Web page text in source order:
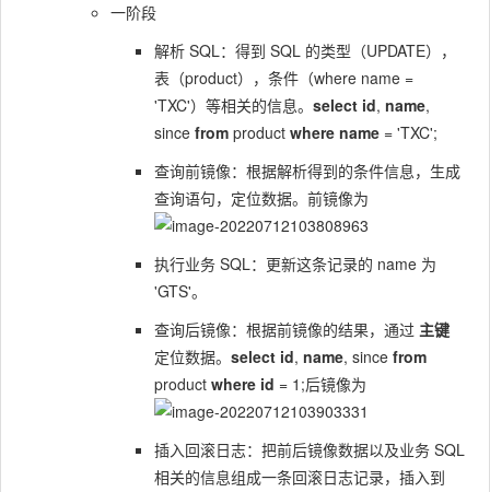
一阶段
解析 SQL：得到 SQL 的类型（UPDATE），
表（product），条件（where name =
'TXC'）等相关的信息。 select id, name,
since from product where name = 'TXC';
查询前镜像：根据解析得到的条件信息，生成
查询语句，定位数据。前镜像为
执行业务 SQL：更新这条记录的 name 为
'GTS'。
查询后镜像：根据前镜像的结果，通过 主键
定位数据。 select id, name, since from
product where id = 1;后镜像为
插入回滚日志：把前后镜像数据以及业务 SQL
相关的信息组成一条回滚日志记录，插入到